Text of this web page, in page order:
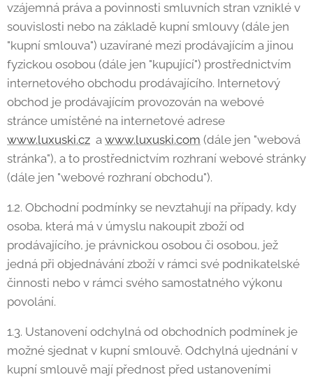
vzájemná práva a povinnosti smluvních stran vzniklé v
souvislosti nebo na základě kupní smlouvy (dále jen
"kupní smlouva") uzavírané mezi prodávajícím a jinou
fyzickou osobou (dále jen "kupující") prostřednictvím
internetového obchodu prodávajícího. Internetový
obchod je prodávajícím provozován na webové
stránce umístěné na internetové adrese
www.luxuski.cz a www.luxuski.com (dále jen "webová
stránka"), a to prostřednictvím rozhraní webové stránky
(dále jen "webové rozhraní obchodu").
1.2. Obchodní podmínky se nevztahují na případy, kdy
osoba, která má v úmyslu nakoupit zboží od
prodávajícího, je právnickou osobou či osobou, jež
jedná při objednávání zboží v rámci své podnikatelské
činnosti nebo v rámci svého samostatného výkonu
povolání.
1.3. Ustanovení odchylná od obchodních podmínek je
možné sjednat v kupní smlouvě. Odchylná ujednání v
kupní smlouvě mají přednost před ustanoveními